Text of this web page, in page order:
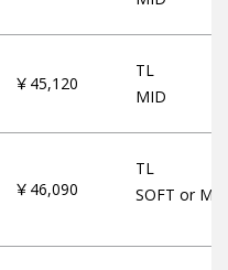
￥45,120
TL
MID
￥46,090
TL
SOFT or